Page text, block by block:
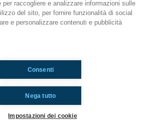
raccogliere e analizzare informazioni sulle
del sito, per fornire funzionalità di social
e personalizzare contenuti e pubblicità
Nega tutto
Consenti
Impostazioni dei cookie